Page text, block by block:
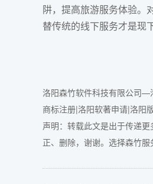
阱，提高旅游服务体验。
替传统的线下服务才是现
洛阳森竹软件科技有限公司—
商标注册|洛阳软著申请|洛阳
声明：转载此文是出于传递
正、删除，谢谢。选择森竹